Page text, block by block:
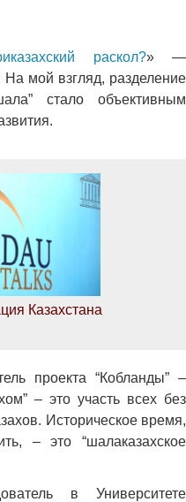
раскол?» —
мой взгляд, разделение
стало объективным
Казахстана
проекта “Кобланды” –
– это участь всех без
Историческое время,
– это “шалаказахское
в Университете